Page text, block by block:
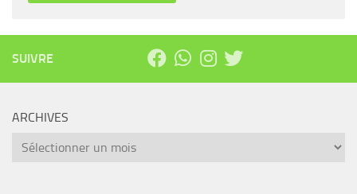
SUIVRE
ARCHIVES
Archives